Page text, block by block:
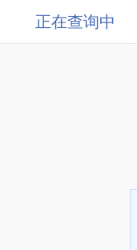
正在查询中